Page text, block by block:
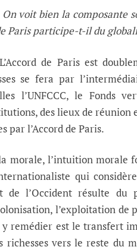
voit bien la composante
Paris participe-t-il du
de Paris est
se fera par
l’UNFCCC, le Fonds
des lieux de
par l’Accord de Paris.
morale, l’intuition morale
qui
de l’Occident résulte
l’exploitation de
remédier est le transfert
richesses vers le reste du